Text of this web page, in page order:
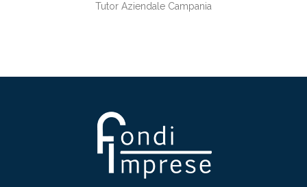
Tutor Aziendale Campania